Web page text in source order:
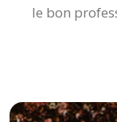
le bon